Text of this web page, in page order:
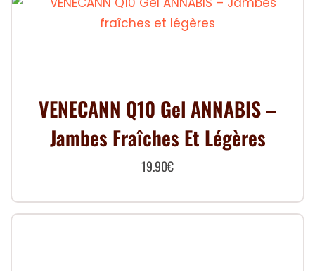
VENECANN Q10 Gel ANNABIS –
Jambes Fraîches Et Légères
19.90€